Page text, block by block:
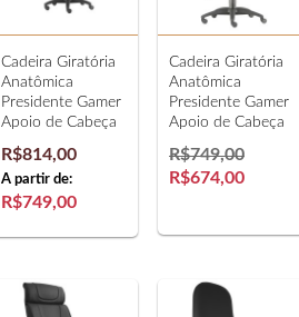
Cadeira Giratória
Anatômica
Presidente Gamer
Apoio de Cabeça
R$814,00
A partir de:
R$749,00
Cadeira Giratória
Anatômica
Presidente Gamer
Apoio de Cabeça
R$749,00
R$674,00